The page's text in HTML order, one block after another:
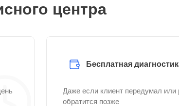
центра
Бесплатная
Даже если клиент передумал или
обратится позже